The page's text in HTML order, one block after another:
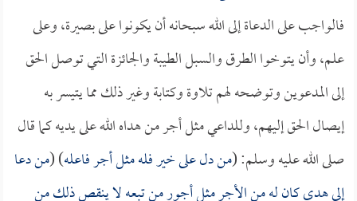
فالواجب على الدعاة إلى الله سبحانه أن يكونوا على بصيرة، وعلى
علم، وأن يتوخوا الطرق والسبل الطيبة والجائزة التي توصل الحق
إلى المدعوين وتوضحه لهم تلاوة وكتابة وغير ذلك مما يتيسر به
إيصال الحق إليهم، وللداعي مثل أجر من هداه الله على يديه كما قال
صلى الله عليه وسلم: (من دل على خير فله مثل أجر فاعله) (من دعا
إلى هدى كان له من الأجر مثل أجور من تبعه لا ينقص ذلك من